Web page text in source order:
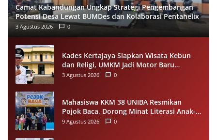
Camat Kabandungan Ungkap Strategi Pengembangan
Potensi Desa Lewat BUMDes dan Kolaborasi Pentahelix
3 Agustus 2026 0
Kades Kertajaya Siapkan Wisata Kebun
dan Religi, UMKM Jadi Motor Baru
Ekonomi Desa
3 Agustus 2026 0
Mahasiswa KKM 38 UNIBA Resmikan
Pojok Baca, Dorong Minat Literasi Anak-
anak Warga Desa Mekarbaru
9 Agustus 2026 0